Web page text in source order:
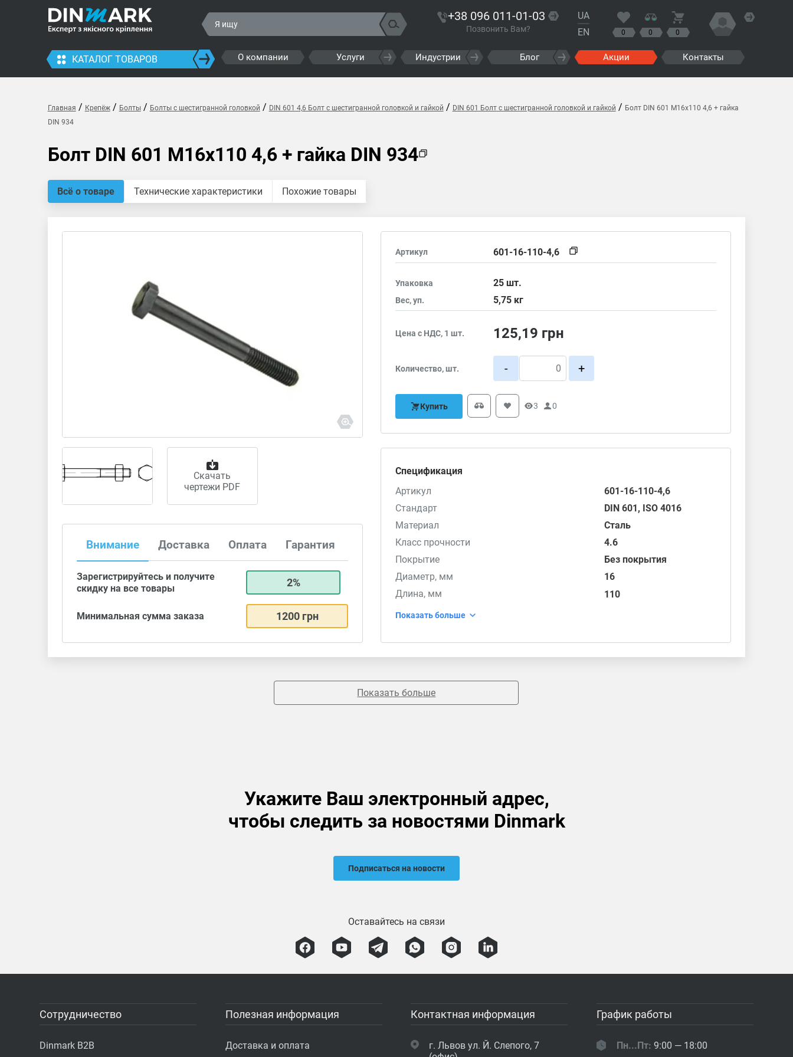
+38 096 011-01-03
Позвонить Вам?
UA
EN
0 0 0
КАТАЛОГ ТОВАРОВ О компании Услуги Индустрии Блог Акции Контакты
Главная / Крепёж/ Болты/ Болты с шестигранной головкой / DIN 601 4,6 Болт с шестигранной головкой и гайкой / DIN 601 Болт с шестигранной головкой и гайкой / Болт DIN 601 M16x110 4,6 + гайка
DIN 934
Болт DIN 601 M16x110 4,6 + гайка DIN 934
Всё о товаре Технические характеристики Похожие товары
Скачать
чертежи PDF
Внимание Доставка Оплата Гарантия
Зарегистрируйтесь и получите
скидку на все товары
2%
Минимальная сумма заказа 1200 грн
Артикул 601-16-110-4,6
Упаковка 25шт.
Вес, уп. 5,75 кг
Цена с НДС, 1 шт. 125,19 грн
Количество, шт. - +
Купить 3 0
Спецификация
Артикул
601-16-110-4,6
Стандарт
DIN 601, ISO 4016
Материал
Сталь
Класс прочности
4.6
Покрытие
Без покрытия
Диаметр, мм
16
Длина, мм
110
Показать больше
Показать больше
Укажите Ваш электронный адрес,
чтобы следить за новостями Dinmark
Подписаться на новости
Оставайтесь на связи
Сотрудничество
Dinmark B2B
Полезная информация
Доставка и оплата
Контактная информация
г. Львов ул. Й. Слепого, 7
График работы
Пн...Пт: 9:00 — 18:00